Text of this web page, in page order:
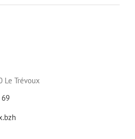
Le Trévoux